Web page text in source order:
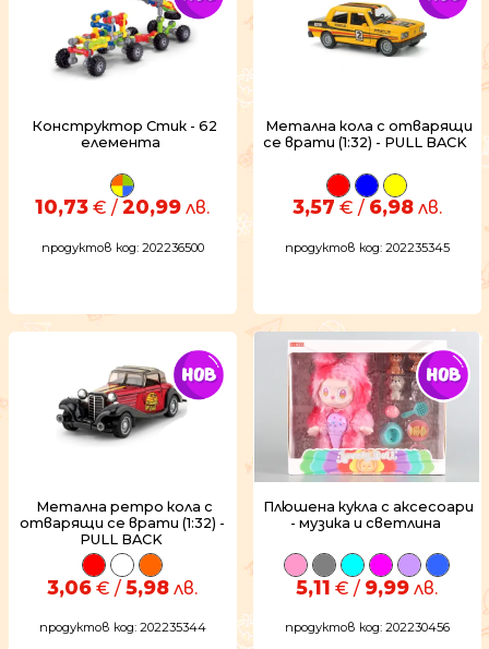
Конструктор Стик - 62
елемента
10,73 € / 20,99 лв.
продуктов код: 202236500
Метална кола с отварящи
се врати (1:32) - PULL BACK
3,57 € / 6,98лв.
продуктов код: 202235345
Метална ретро кола с
отварящи се врати (1:32) -
PULL BACK
3,06 € / 5,98 лв.
продуктов код: 202235344
Плюшена кукла с аксесоари
- музика и светлина
5,11 € / 9,99 лв.
продуктов код: 202230456